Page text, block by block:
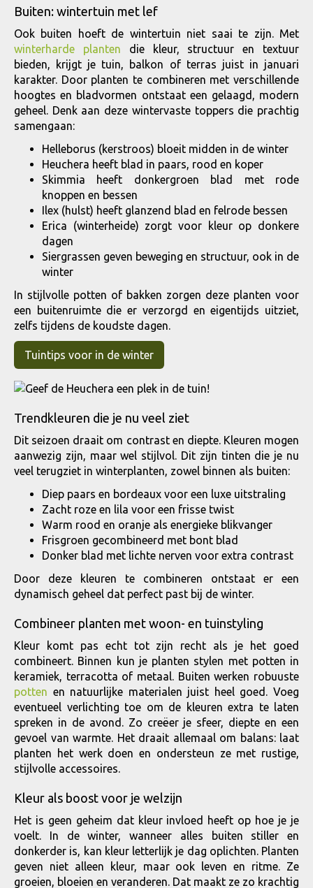
Buiten: wintertuin met lef
Ook buiten hoeft de wintertuin niet saai te zijn. Met
winterharde planten die kleur, structuur en textuur
bieden, krijgt je tuin, balkon of terras juist in januari
karakter. Door planten te combineren met verschillende
hoogtes en bladvormen ontstaat een gelaagd, modern
geheel. Denk aan deze wintervaste toppers die prachtig
samengaan:
Helleborus (kerstroos) bloeit midden in de winter
Heuchera heeft blad in paars, rood en koper
Skimmia heeft donkergroen blad met rode
knoppen en bessen
Ilex (hulst) heeft glanzend blad en felrode bessen
Erica (winterheide) zorgt voor kleur op donkere
dagen
Siergrassen geven beweging en structuur, ook in de
winter
In stijlvolle potten of bakken zorgen deze planten voor
een buitenruimte die er verzorgd en eigentijds uitziet,
zelfs tijdens de koudste dagen.
Tuintips voor in de winter
Trendkleuren die je nu veel ziet
Dit seizoen draait om contrast en diepte. Kleuren mogen
aanwezig zijn, maar wel stijlvol. Dit zijn tinten die je nu
veel terugziet in winterplanten, zowel binnen als buiten:
Diep paars en bordeaux voor een luxe uitstraling
Zacht roze en lila voor een frisse twist
Warm rood en oranje als energieke blikvanger
Frisgroen gecombineerd met bont blad
Donker blad met lichte nerven voor extra contrast
Door deze kleuren te combineren ontstaat er een
dynamisch geheel dat perfect past bij de winter.
Combineer planten met woon- en tuinstyling
Kleur komt pas echt tot zijn recht als je het goed
combineert. Binnen kun je planten stylen met potten in
keramiek, terracotta of metaal. Buiten werken robuuste
potten en natuurlijke materialen juist heel goed. Voeg
eventueel verlichting toe om de kleuren extra te laten
spreken in de avond. Zo creëer je sfeer, diepte en een
gevoel van warmte. Het draait allemaal om balans: laat
planten het werk doen en ondersteun ze met rustige,
stijlvolle accessoires.
Kleur als boost voor je welzijn
Het is geen geheim dat kleur invloed heeft op hoe je je
voelt. In de winter, wanneer alles buiten stiller en
donkerder is, kan kleur letterlijk je dag oplichten. Planten
geven niet alleen kleur, maar ook leven en ritme. Ze
groeien, bloeien en veranderen. Dat maakt ze zo krachtig